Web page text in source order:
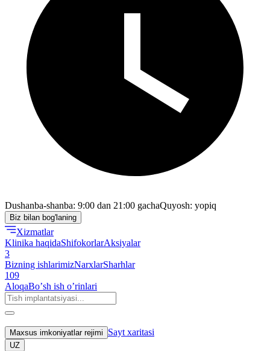
Dushanba-shanba: 9:00 dan 21:00 gachaQuyosh: yopiq
Biz bilan bog'laning
Xizmatlar
Klinika haqidaShifokorlarAksiyalar
3
Bizning ishlarimizNarxlarSharhlar
109
AloqaBoʼsh ish oʼrinlari
Maxsus imkoniyatlar rejimi Sayt xaritasi
UZ